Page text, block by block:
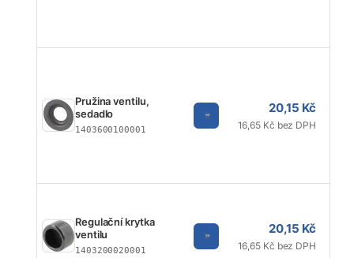
Pružina ventilu,
sedadlo
1403600100001
20,15 Kč
16,65 Kč bez DPH
Regulační krytka
ventilu
1403200020001
20,15 Kč
16,65 Kč bez DPH